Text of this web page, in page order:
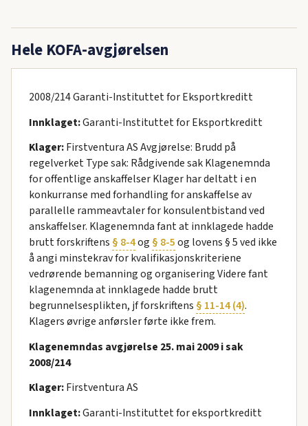
Hele KOFA-avgjørelsen
2008/214 Garanti-Instituttet for Eksportkreditt
Innklaget:Garanti-Instituttet for Eksportkreditt
Klager:Firstventura AS Avgjørelse: Brudd på
regelverket Type sak: Rådgivende sak Klagenemnda
for offentlige anskaffelser Klager har deltatt i en
konkurranse med forhandling for anskaffelse av
parallelle rammeavtaler for konsulentbistand ved
anskaffelser. Klagenemnda fant at innklagede hadde
brutt forskriftens § 8-4og § 8-5og lovens § 5 ved ikke
å angi minstekrav for kvalifikasjonskriteriene
vedrørende bemanning og organisering Videre fant
klagenemnda at innklagede hadde brutt
begrunnelsesplikten, jf forskriftens § 11-14 (4).
Klagers øvrige anførsler førte ikke frem.
Klagenemndas avgjørelse 25. mai 2009 i sak
2008/214
Klager:Firstventura AS
Innklaget:Garanti-Instituttet for eksportkreditt